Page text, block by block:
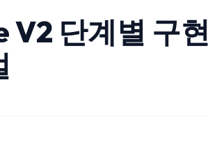
단계별 구현